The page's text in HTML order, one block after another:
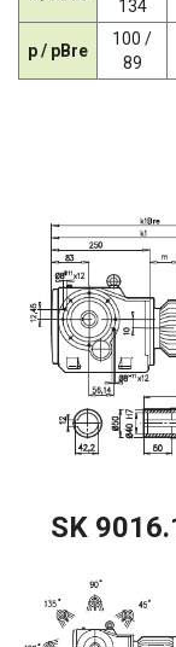
134
p / pBre
100 /
89
SK